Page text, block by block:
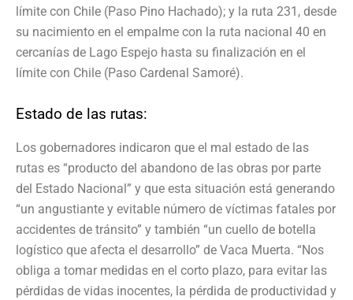
límite con Chile (Paso Pino Hachado); y la ruta 231, desde
su nacimiento en el empalme con la ruta nacional 40 en
cercanías de Lago Espejo hasta su finalización en el
límite con Chile (Paso Cardenal Samoré).
Estado de las rutas:
Los gobernadores indicaron que el mal estado de las
rutas es “producto del abandono de las obras por parte
del Estado Nacional” y que esta situación está generando
“un angustiante y evitable número de víctimas fatales por
accidentes de tránsito” y también “un cuello de botella
logístico que afecta el desarrollo” de Vaca Muerta. “Nos
obliga a tomar medidas en el corto plazo, para evitar las
pérdidas de vidas inocentes, la pérdida de productividad y